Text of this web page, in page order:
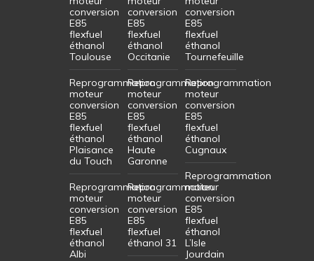
conversion
E85
flexfuel
éthanol
Toulouse
Reprogrammation
moteur
conversion
E85
flexfuel
éthanol
Plaisance
du Touch
Reprogrammation
moteur
conversion
E85
flexfuel
éthanol
Albi
conversion
E85
flexfuel
éthanol
Occitanie
Reprogrammation
moteur
conversion
E85
flexfuel
éthanol
Haute
Garonne
Reprogrammation
moteur
conversion
E85
flexfuel
éthanol 31
conversion
E85
flexfuel
éthanol
Tournefeuille
Reprogrammation
moteur
conversion
E85
flexfuel
éthanol
Cugnaux
Reprogrammation
moteur
conversion
E85
flexfuel
éthanol
L’Isle
Jourdain